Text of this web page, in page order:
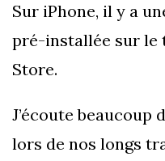
Sur iPhone, il y a
pré-installée sur le
Store.
J’écoute beaucoup
lors de nos longs